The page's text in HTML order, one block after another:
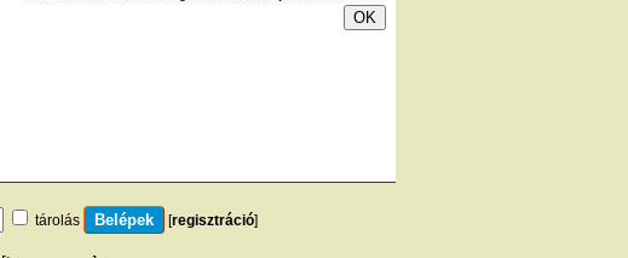
tárolás [regisztráció]